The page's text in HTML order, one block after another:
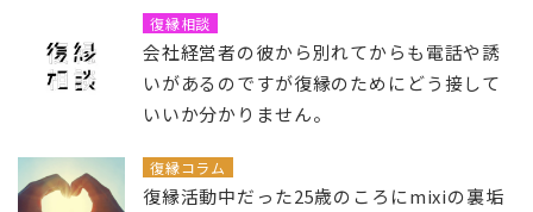
復縁相談
会社経営者の彼から別れてからも電話や誘
いがあるのですが復縁のためにどう接して
いいか分かりません。
復縁コラム
復縁活動中だった25歳のころにmixiの裏垢